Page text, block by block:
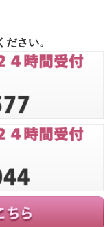
さい。